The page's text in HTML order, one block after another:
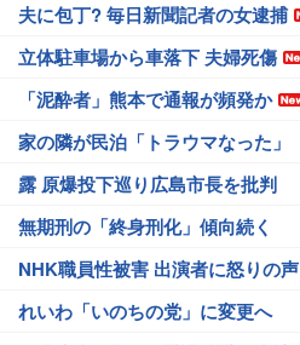
夫に包丁? 毎日新聞記者の女逮捕
立体駐車場から車落下 夫婦死傷
「泥酔者」熊本で通報が頻発か
家の隣が民泊「トラウマなった」
露 原爆投下巡り広島市長を批判
無期刑の「終身刑化」傾向続く
NHK職員性被害 出演者に怒りの声
れいわ「いのちの党」に変更へ